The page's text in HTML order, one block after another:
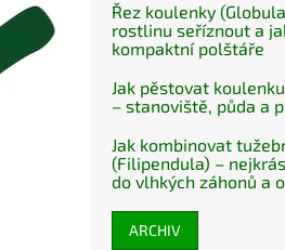
Řez koulenky
rostlinu seříznout a
kompaktní polštáře
Jak pěstovat
– stanoviště, půda a
Jak kombinovat
(Filipendula) –
do vlhkých záhonů a
ARCHIV